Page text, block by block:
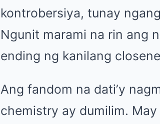
kontrobersiya, tunay
Ngunit marami na rin ang
ending ng kanilang
Ang fandom na dati’y
chemistry ay dumilim.